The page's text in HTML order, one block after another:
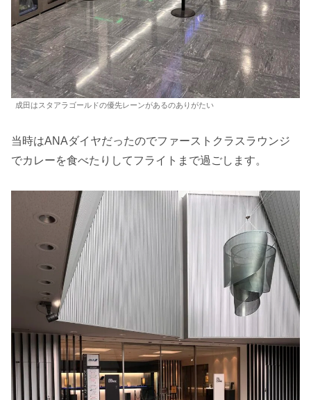
成田はスタアラゴールドの優先レーンがあるのありがたい
当時はANAダイヤだったのでファーストクラスラウンジ
でカレーを食べたりしてフライトまで過ごします。